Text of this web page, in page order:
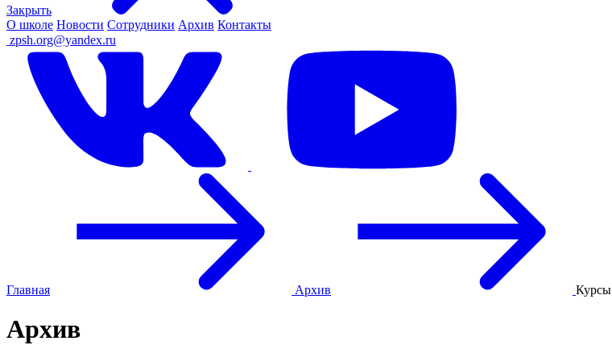
Закрыть
О школе Новости Сотрудники Архив Контакты
zpsh.org@yandex.ru
Главная Архив Курсы
Архив